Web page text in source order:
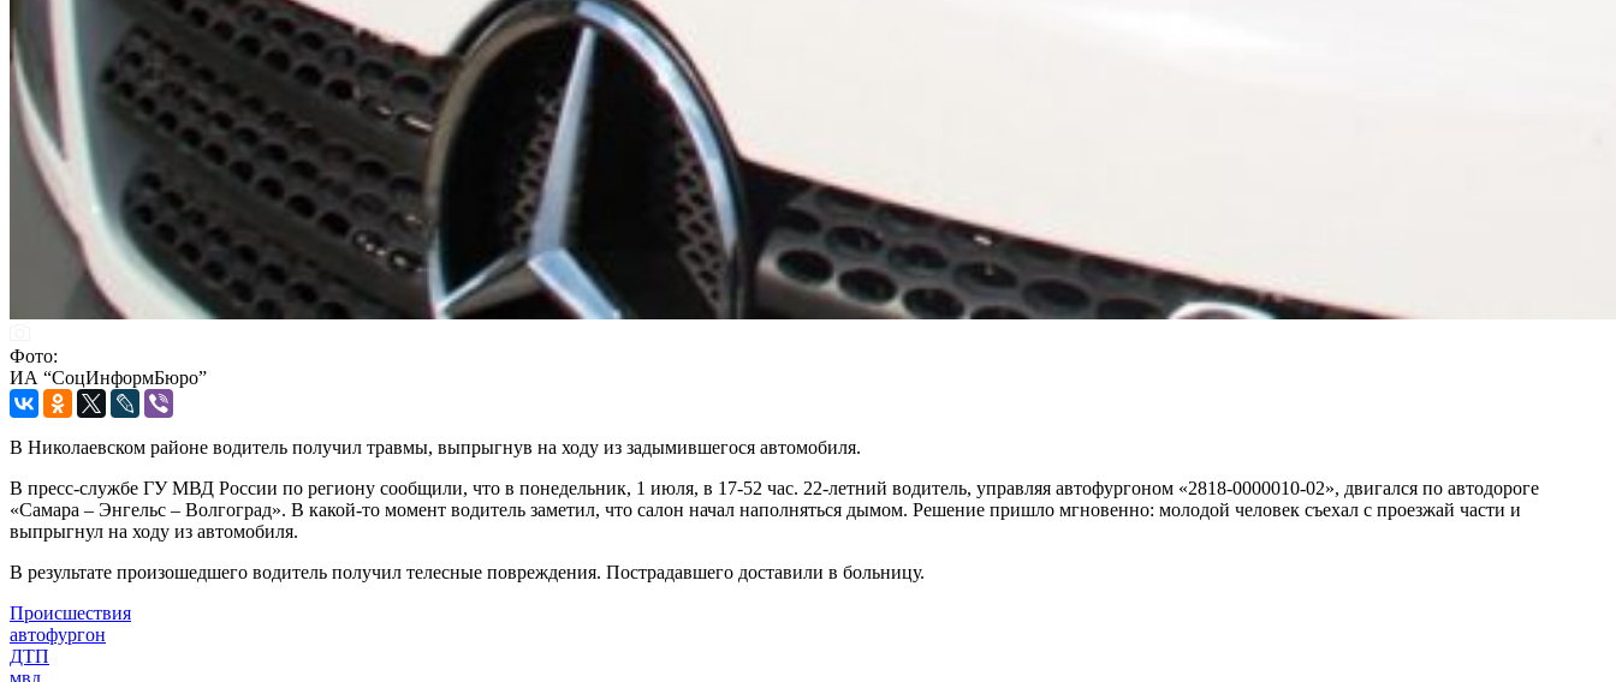
Фото:
ИА “СоцИнформБюро”
В Николаевском районе водитель получил травмы, выпрыгнув на ходу из задымившегося автомобиля.
В пресс-службе ГУ МВД России по региону сообщили, что в понедельник, 1 июля, в 17-52 час. 22-летний водитель, управляя автофургоном «2818-0000010-02», двигался по автодороге
«Самара – Энгельс – Волгоград». В какой-то момент водитель заметил, что салон начал наполняться дымом. Решение пришло мгновенно: молодой человек съехал с проезжай части и
выпрыгнул на ходу из автомобиля.
В результате произошедшего водитель получил телесные повреждения. Пострадавшего доставили в больницу.
Происшествия
автофургон
ДТП
мвд